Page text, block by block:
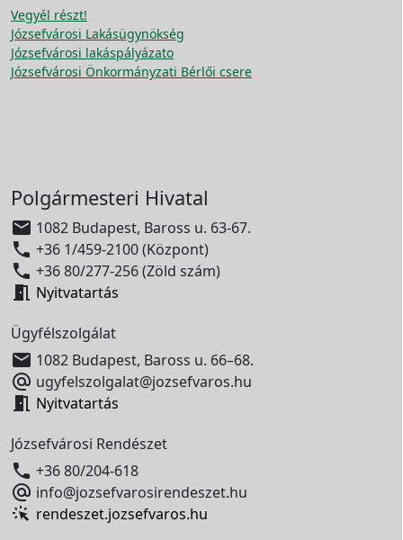
Vegyél részt!
Józsefvárosi Lakásügynökség
Józsefvárosi lakáspályázato
Józsefvárosi Önkormányzati Bérlői csere
Polgármesteri Hivatal
 1082 Budapest, Baross u. 63-67.
 +36 1/459-2100 (Központ)
 +36 80/277-256 (Zöld szám)
 Nyitvatartás
Ügyfélszolgálat
 1082 Budapest, Baross u. 66–68.
 ugyfelszolgalat@jozsefvaros.hu
 Nyitvatartás
Józsefvárosi Rendészet
 +36 80/204-618
 info@jozsefvarosirendeszet.hu
rendeszet.jozsefvaros.hu